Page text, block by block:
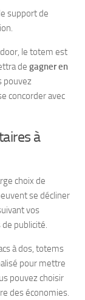
support de
le totem est
de gagner en
pouvez
concorder avec
à
choix de
se décliner
vos
publicité.
à dos, totems
pour mettre
pouvez choisir
des économies.